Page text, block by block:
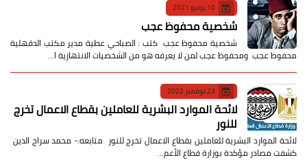
10 يونيو 2021
شخصية محفوظ عجب
شخصية محفوظ عجب كتب : الصباحي عطية مدير مكتب الدقهلية
محفوظ عجب ومحفوظ عجب لمن لا يعرفه هو من الشخصيات الانتهازية ا…
23 نوفمبر 2022
لائحة الموارد البشرية للعاملين بقطاع الاعمال تخرج
للنور
لائحة الموارد البشرية للعاملين بقطاع الاعمال تخرج للنور متابعه:- محمد سراج الدين
كشفت مصادر مؤكدة بوزارة قطاع الأعم…